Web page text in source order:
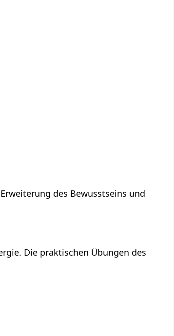
des Bewusstseins und
Die praktischen Übungen des